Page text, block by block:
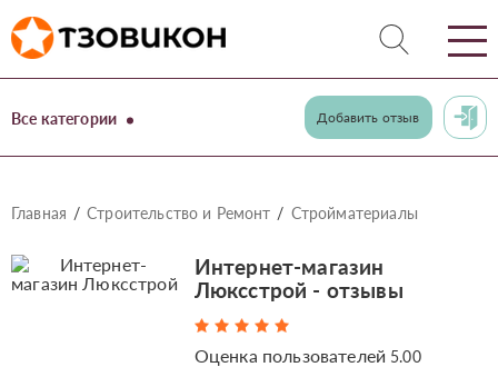
Все категории Добавить отзыв
Главная Строительство и Ремонт Стройматериалы
Интернет-магазин
Люксстрой - отзывы
Оценка пользователей 5.00